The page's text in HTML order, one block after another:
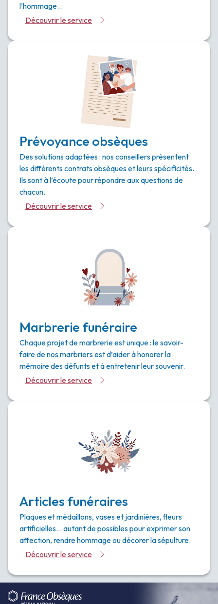
l’hommage…
Découvrir le service
Prévoyance obsèques
Des solutions adaptées : nos conseillers présentent
les différents contrats obsèques et leurs spécificités.
Ils sont à l’écoute pour répondre aux questions de
chacun.
Découvrir le service
Marbrerie funéraire
Chaque projet de marbrerie est unique : le savoir-
faire de nos marbriers est d’aider à honorer la
mémoire des défunts et à entretenir leur souvenir.
Découvrir le service
Articles funéraires
Plaques et médaillons, vases et jardinières, fleurs
artificielles… autant de possibles pour exprimer son
affection, rendre hommage ou décorer la sépulture.
Découvrir le service